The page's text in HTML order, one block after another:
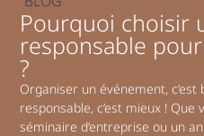
Pourquoi choisir
responsable
?
Organiser un événement,
responsable, c’est mieux !
séminaire d’entreprise ou un